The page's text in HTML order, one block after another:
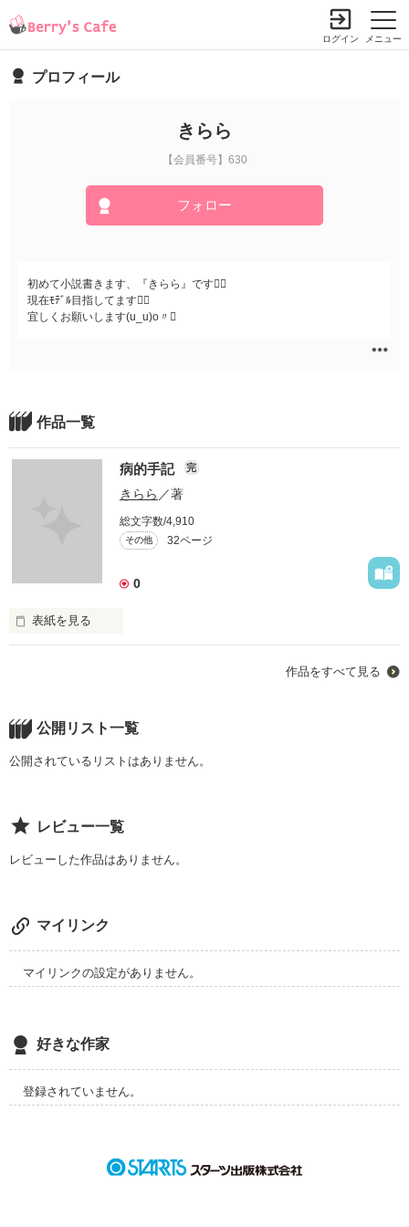
メニュー
ログイン
プロフィール
きらら
【会員番号】630
フォロー
初めて小説書きます、『きらら』です
現在ﾓﾃﾞﾙ目指してます
宜しくお願いします(u_u)o〃
作品一覧
病的手記 完
きらら ／著
総文字数/4,910
その他 32ページ
0
表紙を見る
人生が狂いだすきっかけは、いつも小さなこと。
重度の鬱をかかえている…
作品をすべて見る
公開リスト一覧
公開されているリストはありません。
レビュー一覧
レビューした作品はありません。
マイリンク
マイリンクの設定がありません。
好きな作家
登録されていません。